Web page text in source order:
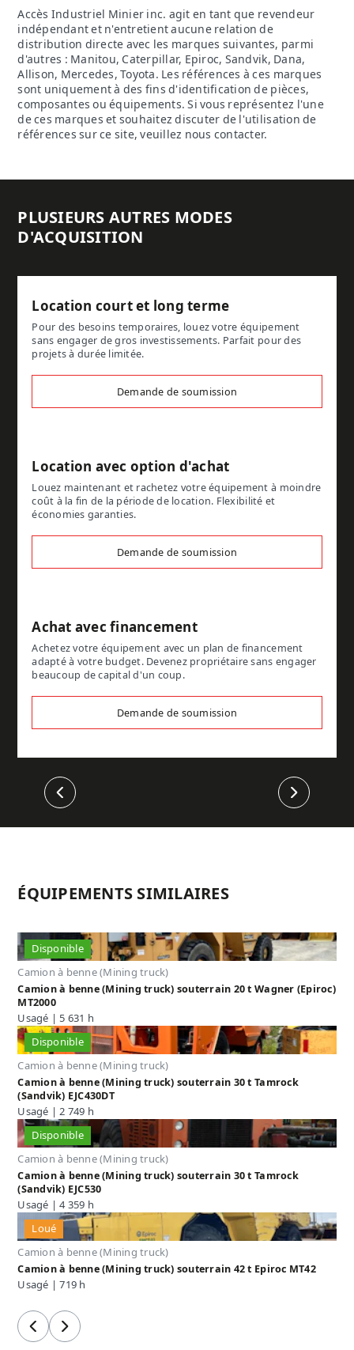
Accès Industriel Minier inc. agit en tant que revendeur
indépendant et n'entretient aucune relation de
distribution directe avec les marques suivantes, parmi
d'autres : Manitou, Caterpillar, Epiroc, Sandvik, Dana,
Allison, Mercedes, Toyota. Les références à ces marques
sont uniquement à des fins d'identification de pièces,
composantes ou équipements. Si vous représentez l'une
de ces marques et souhaitez discuter de l'utilisation de
références sur ce site, veuillez nous contacter.
PLUSIEURS AUTRES MODES
D'ACQUISITION
Location court et long terme
Pour des besoins temporaires, louez votre équipement
sans engager de gros investissements. Parfait pour des
projets à durée limitée.
Demande de soumission
Location avec option d'achat
Louez maintenant et rachetez votre équipement à moindre
coût à la fin de la période de location. Flexibilité et
économies garanties.
Demande de soumission
Achat avec financement
Achetez votre équipement avec un plan de financement
adapté à votre budget. Devenez propriétaire sans engager
beaucoup de capital d'un coup.
Demande de soumission
Précédent Suivant
ÉQUIPEMENTS SIMILAIRES
Disponible
Camion à benne (Mining truck)
Camion à benne (Mining truck) souterrain 20 t Wagner (Epiroc)
MT2000
Usagé | 5 631 h
Disponible
Camion à benne (Mining truck)
Camion à benne (Mining truck) souterrain 30 t Tamrock
(Sandvik) EJC430DT
Usagé | 2 749 h
Disponible
Camion à benne (Mining truck)
Camion à benne (Mining truck) souterrain 30 t Tamrock
(Sandvik) EJC530
Usagé | 4 359 h
Loué
Camion à benne (Mining truck)
Camion à benne (Mining truck) souterrain 42 t Epiroc MT42
Usagé | 719 h
PrécédentSuivant